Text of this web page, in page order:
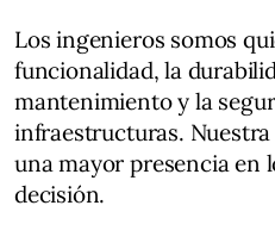
Los ingenieros somos
funcionalidad, la
mantenimiento y la
infraestructuras.
una mayor presencia en
decisión.